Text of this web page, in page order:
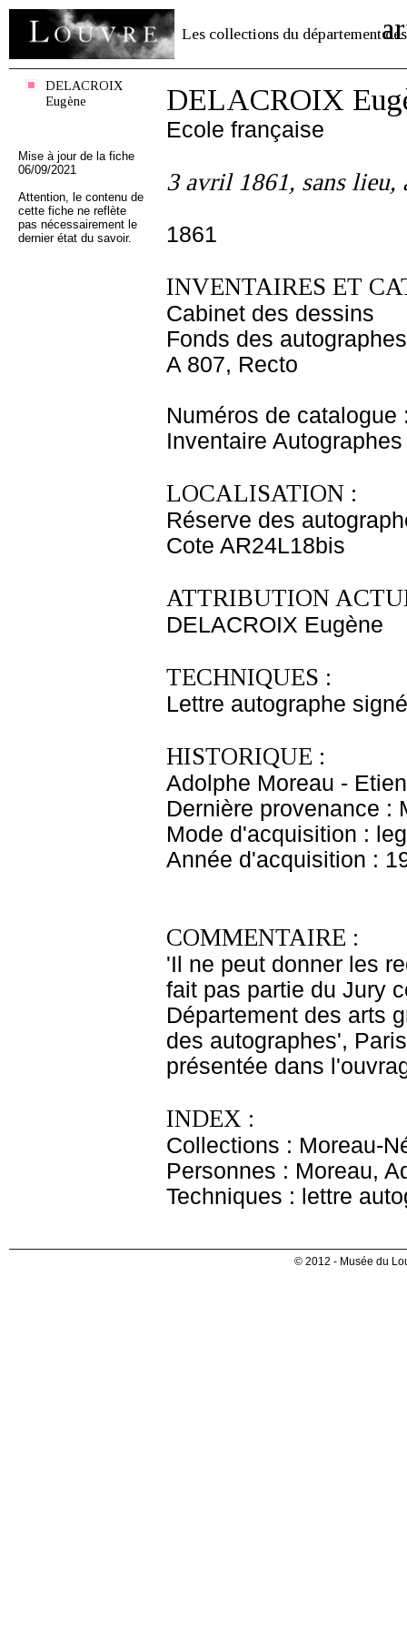
Les collections du département des
DELACROIX
Eugène
Mise à jour de la fiche
06/09/2021
Attention, le contenu de
cette fiche ne reflète
pas nécessairement le
dernier état du savoir.
DELACROIX
Ecole française
3 avril 1861, sans
1861
INVENTAIRES ET
Cabinet des dessins
Fonds des autographes
A 807, Recto
Numéros de catalogue
Inventaire
LOCALISATION :
Réserve des
Cote AR24L18bis
ATTRIBUTION
DELACROIX Eugène
TECHNIQUES :
Lettre autographe
HISTORIQUE :
Adolphe Moreau -
Dernière provenance :
Mode d'acquisition :
Année d'acquisition :
COMMENTAIRE :
'Il ne peut donner les
fait pas partie du Jury
Département des arts
des autographes',
présentée dans
INDEX :
Collections : Moreau-
Personnes : Moreau,
Techniques : lettre
© 2012 - Musée du